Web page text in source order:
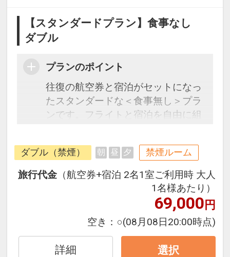
【スタンダードプラン】食事なし
ダブル
プランのポイント
往復の航空券と宿泊がセットになっ
たスタンダードな＜食事無し＞プラ
ンです。フライトと宿泊を自由に組
ージだから、一都市滞在はもちろん
周遊旅行にも最適！
旅行期間中の1泊だけの宿泊や延
泊・飛び泊なども自由自在です。
フライトは、安心のJAL（または
JALグループ）確約！フライトマイ
ル50%貯まります。
オプションでレンタカーや現地交
通・体験プランなどの追加（同時予
ダブル（禁煙） 朝 昼 夕 禁煙ルーム
旅行代金 （航空券+宿泊 2名1室ご利用時 大人
1名様あたり）
69,000円
空き： ○(08月08日20:00時点)
詳細 選択